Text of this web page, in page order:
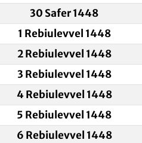
30 Safer 1448
1 Rebiulevvel 1448
2 Rebiulevvel 1448
3 Rebiulevvel 1448
4 Rebiulevvel 1448
5 Rebiulevvel 1448
6 Rebiulevvel 1448